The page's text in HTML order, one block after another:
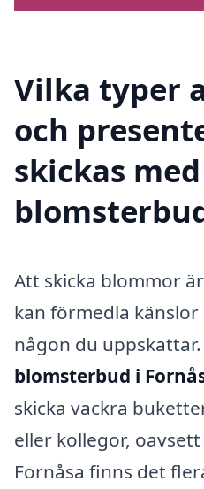
Vilka typer
och
skickas med
Att skicka blommor
kan förmedla
någon du
blomsterbud i
skicka vackra
eller kollegor,
Fornåsa finns det